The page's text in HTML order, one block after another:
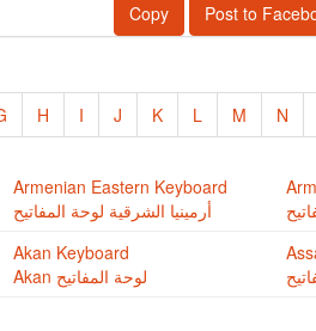
Copy Post to
H I J K L M N
Armenian Eastern Keyboard
أرمينيا الشرقية لوحة المفاتيح
Akan Keyboard
Akan لوحة المفاتيح